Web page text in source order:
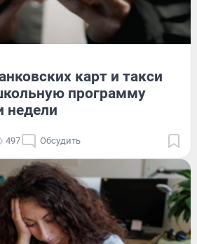
карт и такси
программу
недели
497 Обсудить